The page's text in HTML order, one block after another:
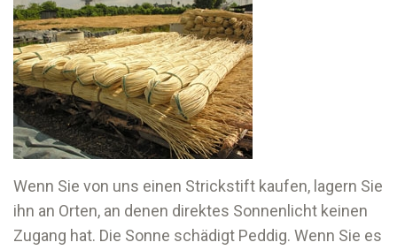
Wenn Sie von uns einen Strickstift kaufen, lagern Sie
ihn an Orten, an denen direktes Sonnenlicht keinen
Zugang hat. Die Sonne schädigt Peddig. Wenn Sie es